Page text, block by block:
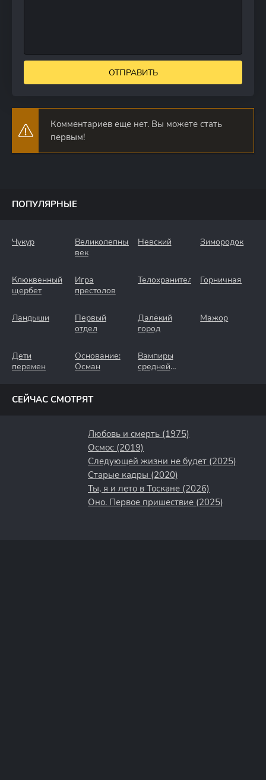
ОТПРАВИТЬ
Комментариев еще нет. Вы можете стать
первым!
ПОПУЛЯРНЫЕ
Чукур
Великолепный
век
Невский Зимородок
Клюквенный
щербет
Игра
престолов
Телохранители Горничная
Ландыши
Первый
отдел
Далёкий
город
Мажор
Дети
перемен
Основание:
Осман
Вампиры
средней
СЕЙЧАС СМОТРЯТ
Любовь и смерть (1975)
Осмос (2019)
Следующей жизни не будет (2025)
Старые кадры (2020)
Ты, я и лето в Тоскане (2026)
Оно. Первое пришествие (2025)